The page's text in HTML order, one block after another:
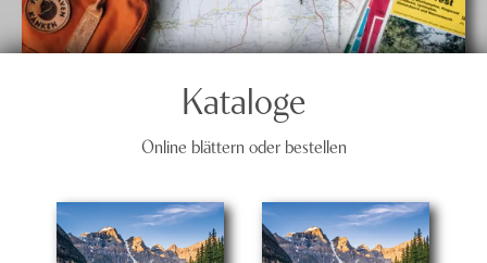
Kataloge
Online blättern oder bestellen